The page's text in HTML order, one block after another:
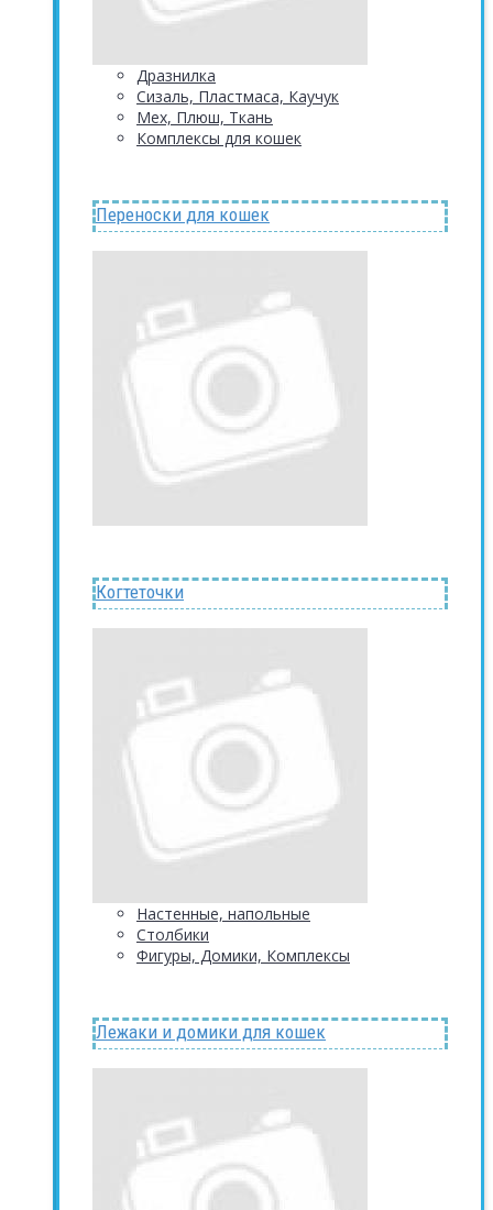
Дразнилка
Сизаль, Пластмаса, Каучук
Мех, Плюш, Ткань
Комплексы для кошек
Переноски для кошек
Когтеточки
Настенные, напольные
Столбики
Фигуры, Домики, Комплексы
Лежаки и домики для кошек